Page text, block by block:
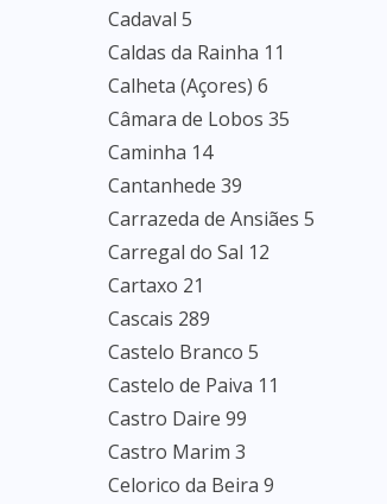
Cadaval 5
Caldas da Rainha 11
Calheta (Açores) 6
Câmara de Lobos 35
Caminha 14
Cantanhede 39
Carrazeda de Ansiães 5
Carregal do Sal 12
Cartaxo 21
Cascais 289
Castelo Branco 5
Castelo de Paiva 11
Castro Daire 99
Castro Marim 3
Celorico da Beira 9